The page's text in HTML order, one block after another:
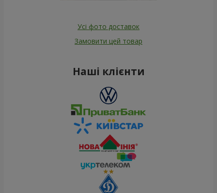
Усі фото доставок
Замовити цей товар
Наші клієнти